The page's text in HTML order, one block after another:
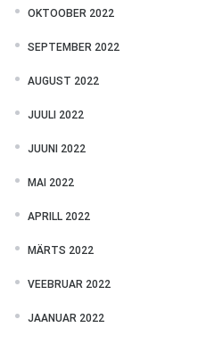
OKTOOBER 2022
SEPTEMBER 2022
AUGUST 2022
JUULI 2022
JUUNI 2022
MAI 2022
APRILL 2022
MÄRTS 2022
VEEBRUAR 2022
JAANUAR 2022